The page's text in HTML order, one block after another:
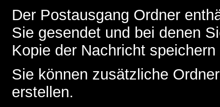
Der Postausgang Ordner
Sie gesendet und bei denen
Kopie der Nachricht
Sie können zusätzliche
erstellen.